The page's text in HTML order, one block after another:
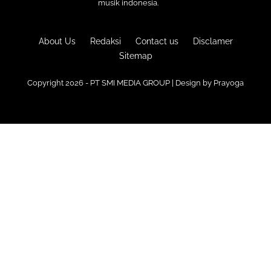
musik indonesia.
Copyright 2026 - PT SMI MEDIA GROUP | Design by Prayoga
About Us Redaksi Contact us
Disclamer
Sitemap